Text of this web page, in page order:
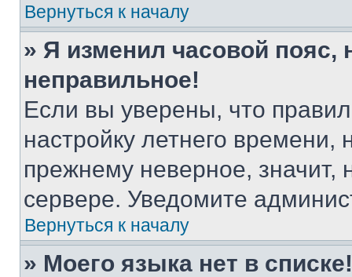
Вернуться к началу
» Я изменил часовой пояс,
неправильное!
Если вы уверены, что
настройку летнего
прежнему неверное, значит,
сервере. Уведомите
Вернуться к началу
» Моего языка нет в списке!